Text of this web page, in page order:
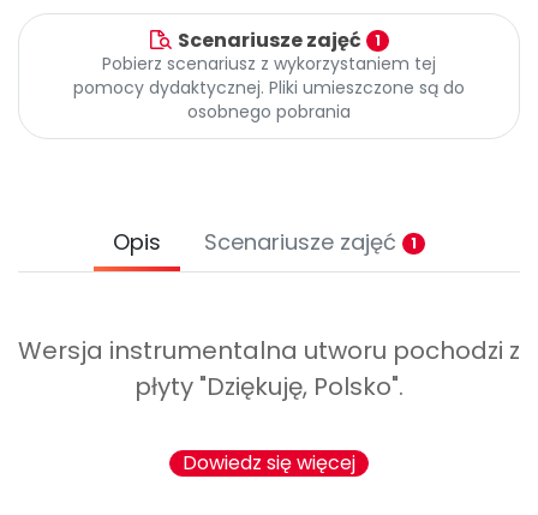
Promocje
Scenariusze zajęć 1
Pobierz scenariusz z wykorzystaniem tej
pomocy dydaktycznej. Pliki umieszczone są do
osobnego pobrania
Opis Scenariusze zajęć 1
Wersja instrumentalna utworu pochodzi z
płyty "Dziękuję, Polsko".
Dowiedz się więcej